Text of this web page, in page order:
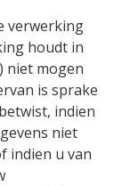
verwerking
houdt in
niet mogen
is sprake
indien
niet
indien u van